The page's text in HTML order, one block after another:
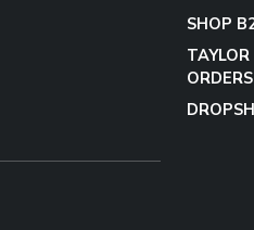
SHOP
ORDERS